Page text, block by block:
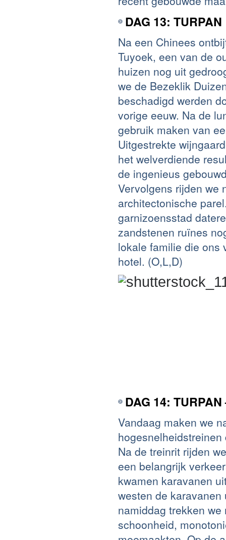
DAG 13: TURPAN
Na een Chinees
Tuyoek, een van de
huizen nog uit
we de Bezeklik
beschadigd werden
vorige eeuw. Na de
gebruik maken van
Uitgestrekte
het welverdiende
de ingenieus
Vervolgens rijden we
architectonische
garnizoensstad
zandstenen ruïnes
lokale familie die ons
hotel. (O,L,D)
DAG 14:
Vandaag maken we
Na de treinrit rijden
een belangrijk
kwamen karavanen
westen de
namiddag trekken
schoonheid,